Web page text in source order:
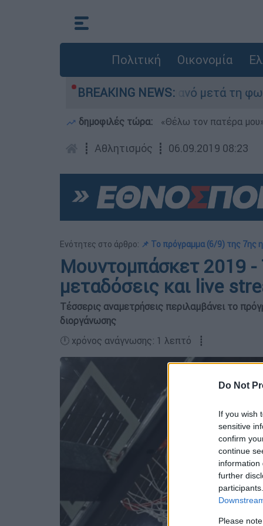
Do Not
If you wish
sensitive
confirm
continue
information
further
Please
Πολιτική Οικονομία
BREAKING NEWS:
στο Πόρτο Γερμανό μετά τη φωτιά -
δημοφιλές τώρα: «Θέλω τον πατέρα
┋ Αθλητισμός ┋ 06.09.2019 08:23
Ενότητες στο άρθρο: 📌 Το πρόγραμμα (6/9) της 7ης
Μουντομπάσκετ 2019
μεταδόσεις και live
Τέσσερις αναμετρήσεις περιλαμβάνει το
διοργάνωσης
🕛 χρόνος ανάγνωσης: 1 λεπτό ┋